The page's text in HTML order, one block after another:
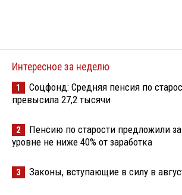
Интересное за неделю
1
Соцфонд: Средняя пенсия по
превысила 27,2 тысячи
2
Пенсию по старости предложили
уровне не ниже 40% от заработка
3 Законы, вступающие в силу в